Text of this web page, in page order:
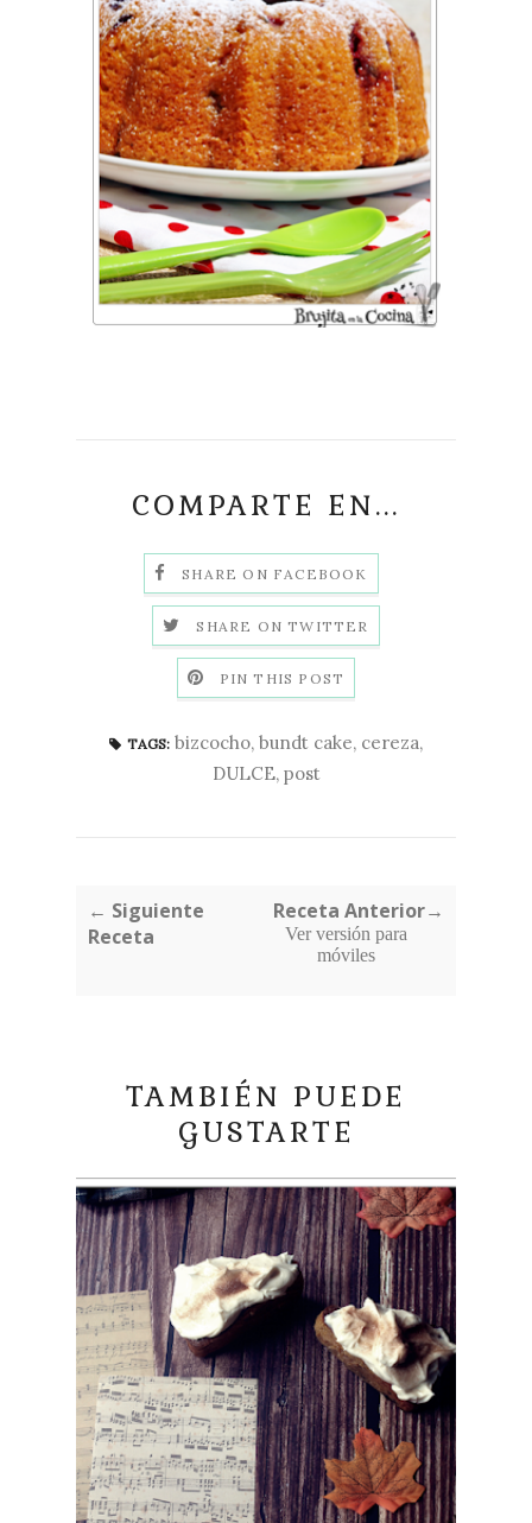
COMPARTE EN...
SHARE ON FACEBOOK
SHARE ON TWITTER
PIN THIS POST
TAGS: bizcocho, bundt cake, cereza,
DULCE, post
← Siguiente
Receta
Receta Anterior→
Ver versión para
móviles
TAMBIÉN PUEDE
GUSTARTE